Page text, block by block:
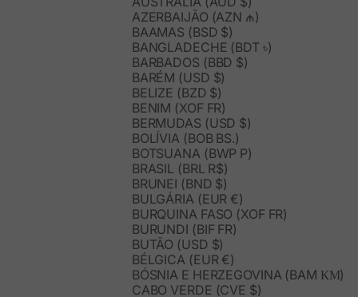
AZERBAIJÃO (AZN ₼)
BAAMAS (BSD $)
BANGLADECHE (BDT ৳)
BARBADOS (BBD $)
BARÉM (USD $)
BELIZE (BZD $)
BENIM (XOF FR)
BERMUDAS (USD $)
BOLÍVIA (BOB BS.)
BOTSUANA (BWP P)
BRASIL (BRL R$)
BRUNEI (BND $)
BULGÁRIA (EUR €)
BURQUINA FASO (XOF FR)
BURUNDI (BIF FR)
BUTÃO (USD $)
BÉLGICA (EUR €)
BÓSNIA E HERZEGOVINA (BAM КМ)
CABO VERDE (CVE $)